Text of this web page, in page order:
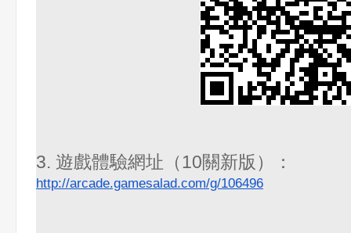
3. 遊戲體驗網址（10關新版）：
http://arcade.gamesalad.com/g/106496